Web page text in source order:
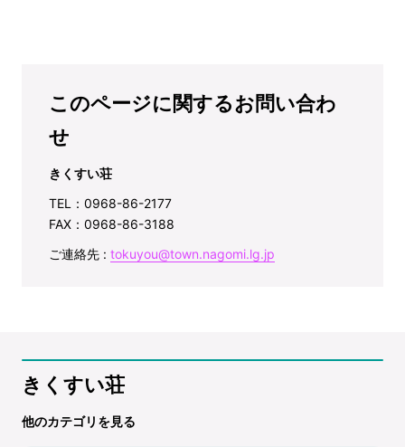
このページに関するお問い合わ
せ
きくすい荘
TEL：0968-86-2177
FAX：0968-86-3188
ご連絡先 : tokuyou@town.nagomi.lg.jp
きくすい荘
他のカテゴリを見る